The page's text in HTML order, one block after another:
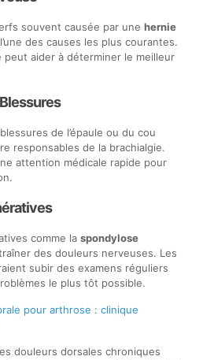
souvent causée par une hernie
des causes les plus courantes.
peut aider à déterminer le meilleur
de l’épaule ou du cou
responsables de la brachialgie.
attention médicale rapide pour
comme la spondylose
des douleurs nerveuses. Les
subir des examens réguliers
le plus tôt possible.
pour arthrose : clinique
douleurs dorsales chroniques